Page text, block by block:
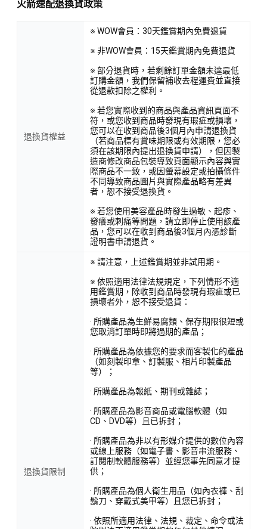
火箭速配退換貨政策
退換貨權益
※ WOW會員：30天鑑賞期內免費退貨
※ 非WOW會員：15天鑑賞期內免費退貨
※ 部分退貨時，若剩餘訂單金額未達最低
訂購金額，我們保留補收去程運費並直接
從退款扣除之權利。
※ 若您實際收到的商品與產品資訊頁面不
符，或您收到商品時發現有瑕疵或損壞，
您可以在收到商品後3個月內申請退換貨
（若商品標有賞味期限或有效期限，您必
須在該期限內提出退換貨申請），但因製
造商修改商品包裝導致頁面顯示內容與實
際商品不一致，或因螢幕設定或拍攝條件
不同導致商品圖片與實際產品略有差異
者，恕不接受退換貨。
※ 若您使用美容產品時發生過敏、起疹、
發癢或刺痛等問題，請立即停止使用該產
品，您可以在收到商品後3個月內憑診斷
證明書申請退貨。
退換貨限制
※ 請注意，上述鑑賞期並非試用期。
※ 依照適用法律法規規定，下列情形不適
用鑑賞期，除收到商品時發現有瑕疵或已
損壞者外，恕不接受退貨：
· 所購產品為生鮮易腐類、保存期限很短或
您取消訂單時即將過期的產品；
· 所購產品為依據您的要求而客製化的產品
（如刻製印章、訂製服、相片印製產品
等）；
· 所購產品為報紙、期刊或雜誌；
· 所購產品為影音商品或電腦軟體（如
CD、DVD等）且已拆封；
· 所購產品為非以有形媒介提供的數位內容
或線上服務（如電子書、影音串流服務、
訂閱制軟體服務等）並經您事先同意才提
供；
· 所購產品為個人衛生用品（如內衣褲、刮
鬍刀、穿戴式美甲等）且您已拆封；
· 依照所適用法律、法規、裁定、命令或法